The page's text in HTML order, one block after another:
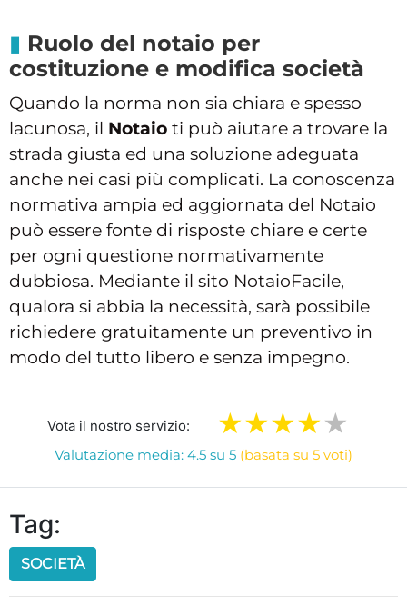
Ruolo del notaio per
costituzione e modifica società
Quando la norma non sia chiara e spesso
lacunosa, il Notaio ti può aiutare a trovare la
strada giusta ed una soluzione adeguata
anche nei casi più complicati. La conoscenza
normativa ampia ed aggiornata del Notaio
può essere fonte di risposte chiare e certe
per ogni questione normativamente
dubbiosa. Mediante il sito NotaioFacile,
qualora si abbia la necessità, sarà possibile
richiedere gratuitamente un preventivo in
modo del tutto libero e senza impegno.
Vota il nostro servizio:
Valutazione media: 4.5 su 5 (basata su 5 voti)
Tag:
SOCIETÀ